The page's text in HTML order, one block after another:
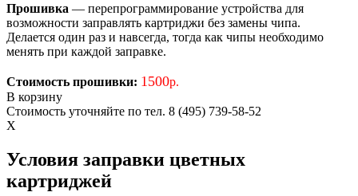
Прошивка — перепрограммирование устройства для
возможности заправлять картриджи без замены чипа.
Делается один раз и навсегда, тогда как чипы необходимо
менять при каждой заправке.
Стоимость прошивки: 1500р.
В корзину
Стоимость уточняйте по тел. 8 (495) 739-58-52
X
Условия заправки цветных
картриджей